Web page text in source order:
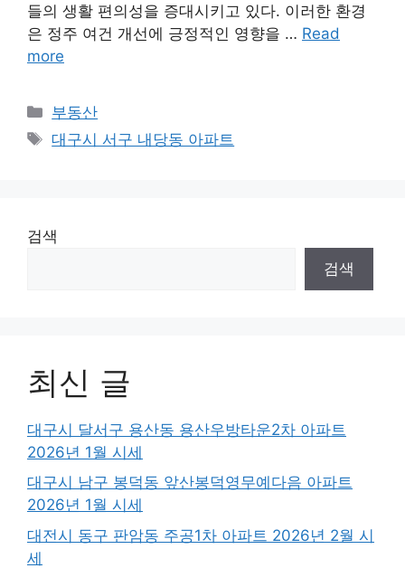
들의 생활 편의성을 증대시키고 있다. 이러한 환경
은 정주 여건 개선에 긍정적인 영향을 … Read
more
Categories
부동산
Tags
대구시 서구 내당동 아파트
검색
검색
최신 글
대구시 달서구 용산동 용산우방타운2차 아파트
2026년 1월 시세
대구시 남구 봉덕동 앞산봉덕영무예다음 아파트
2026년 1월 시세
대전시 동구 판암동 주공1차 아파트 2026년 2월 시
세